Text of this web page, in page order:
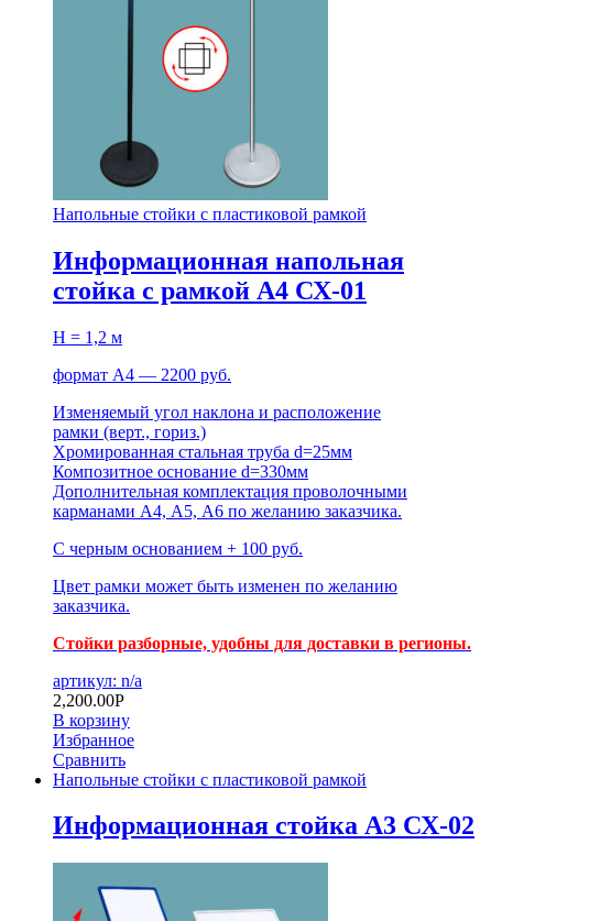
Напольные стойки с пластиковой рамкой
Информационная напольная
стойка с рамкой А4 СХ-01
H = 1,2 м
формат А4 — 2200 руб.
Изменяемый угол наклона и расположение
рамки (верт., гориз.)
Хромированная стальная труба d=25мм
Композитное основание d=330мм
Дополнительная комплектация проволочными
карманами А4, А5, А6 по желанию заказчика.
С черным основанием + 100 руб.
Цвет рамки может быть изменен по желанию
заказчика.
Стойки разборные, удобны для доставки в регионы.
артикул: n/a
2,200.00Р
В корзину
Избранное
Сравнить
Напольные стойки с пластиковой рамкой
Информационная стойка А3 СХ-02